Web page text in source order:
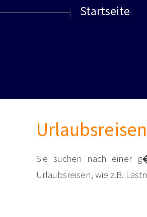
Startseite
Sie suchen nach einer
Urlaubsreisen, wie z.B.